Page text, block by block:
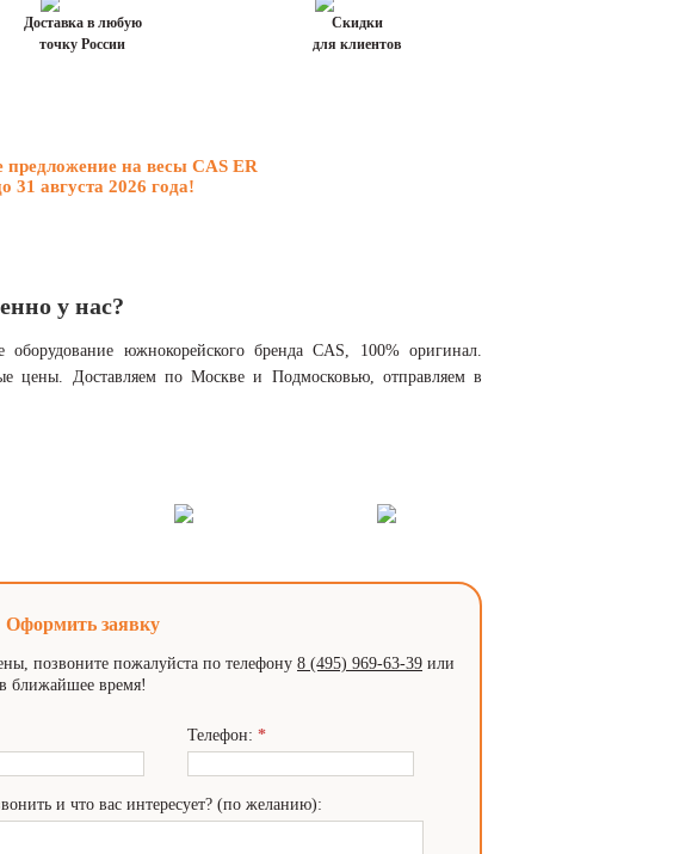
Доставка в любую
точку России
Скидки
для клиентов
предложение на весы CAS ER
31 августа 2026 года!
у нас?
южнокорейского бренда CAS, 100% оригинал.
цены. Доставляем по Москве и Подмосковью, отправляем в
Оформить заявку
позвоните пожалуйста по телефону 8 (495) 969-63-39 или
ближайшее время!
Телефон: *
и что вас интересует? (по желанию):